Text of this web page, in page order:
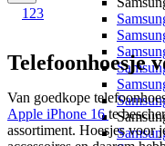
1 23
Telefoonhoesje
Apple iPhone 16 te
assortiment. Hoesjes voor